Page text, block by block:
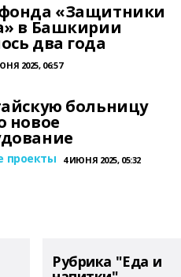
«Защитники
в Башкирии
два года
2025, 06:57
больницу
новое
проекты 4 ИЮНЯ 2025, 05:32
Рубрика "Еда и